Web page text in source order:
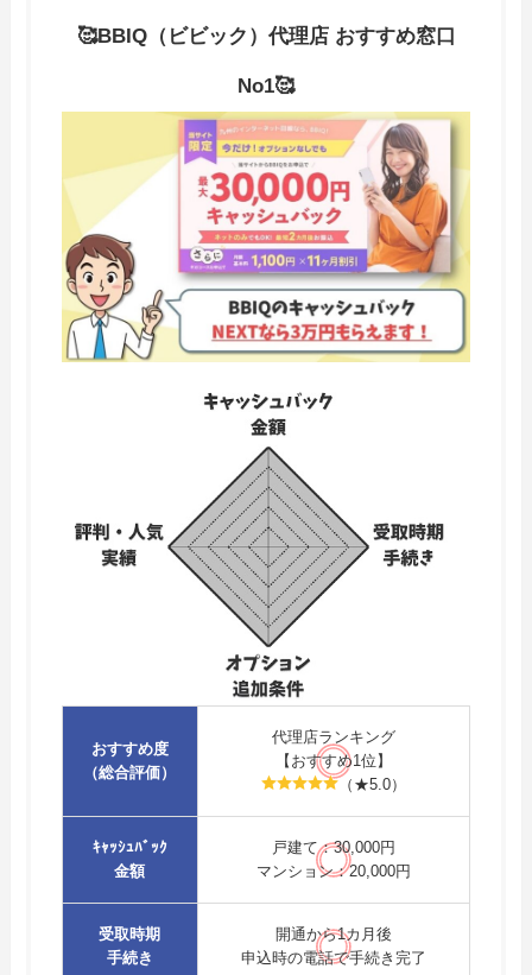
🥰BBIQ（ビビック）代理店 おすすめ窓口
No1🥰
おすすめ度
（総合評価）
代理店ランキング
【おすすめ1位】
（★5.0）
ｷｬｯｼｭﾊﾞｯｸ
金額
戸建て：30,000円
マンション：20,000円
受取時期
手続き
開通から1カ月後
申込時の電話で手続き完了